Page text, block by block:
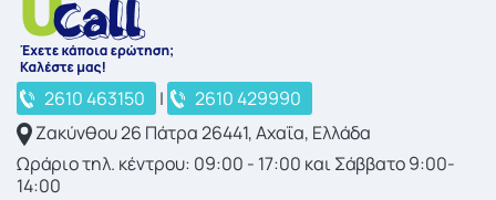
2610 463150 |
2610 429990
Ζακύνθου 26 Πάτρα 26441, Αχαΐα, Ελλάδα
Ωράριο τηλ. κέντρου: 09:00 - 17:00 και Σάββατο 9:00-
14:00